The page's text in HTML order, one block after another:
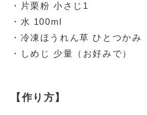
・片栗粉 小さじ1
・水 100ml
・冷凍ほうれん草 ひとつかみ
・しめじ 少量（お好みで）
【作り方】